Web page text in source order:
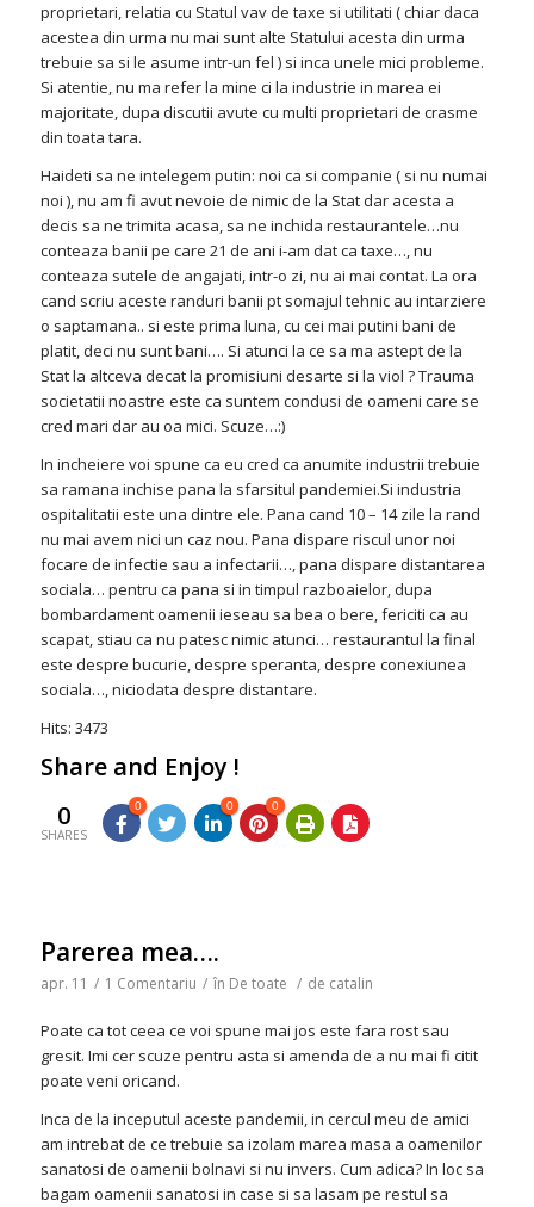
proprietari, relatia cu Statul vav de taxe si utilitati ( chiar daca
acestea din urma nu mai sunt alte Statului acesta din urma
trebuie sa si le asume intr-un fel ) si inca unele mici probleme.
Si atentie, nu ma refer la mine ci la industrie in marea ei
majoritate, dupa discutii avute cu multi proprietari de crasme
din toata tara.
Haideti sa ne intelegem putin: noi ca si companie ( si nu numai
noi ), nu am fi avut nevoie de nimic de la Stat dar acesta a
decis sa ne trimita acasa, sa ne inchida restaurantele…nu
conteaza banii pe care 21 de ani i-am dat ca taxe…, nu
conteaza sutele de angajati, intr-o zi, nu ai mai contat. La ora
cand scriu aceste randuri banii pt somajul tehnic au intarziere
o saptamana.. si este prima luna, cu cei mai putini bani de
platit, deci nu sunt bani…. Si atunci la ce sa ma astept de la
Stat la altceva decat la promisiuni desarte si la viol ? Trauma
societatii noastre este ca suntem condusi de oameni care se
cred mari dar au oa mici. Scuze…:)
In incheiere voi spune ca eu cred ca anumite industrii trebuie
sa ramana inchise pana la sfarsitul pandemiei.Si industria
ospitalitatii este una dintre ele. Pana cand 10 – 14 zile la rand
nu mai avem nici un caz nou. Pana dispare riscul unor noi
focare de infectie sau a infectarii…, pana dispare distantarea
sociala… pentru ca pana si in timpul razboaielor, dupa
bombardament oamenii ieseau sa bea o bere, fericiti ca au
scapat, stiau ca nu patesc nimic atunci… restaurantul la final
este despre bucurie, despre speranta, despre conexiunea
sociala…, niciodata despre distantare.
Hits: 3473
Share and Enjoy !
0
SHARES
0 0 0
Parerea mea….
apr. 11 / 1 Comentariu / în De toate / de catalin
Poate ca tot ceea ce voi spune mai jos este fara rost sau
gresit. Imi cer scuze pentru asta si amenda de a nu mai fi citit
poate veni oricand.
Inca de la inceputul aceste pandemii, in cercul meu de amici
am intrebat de ce trebuie sa izolam marea masa a oamenilor
sanatosi de oamenii bolnavi si nu invers. Cum adica? In loc sa
bagam oamenii sanatosi in case si sa lasam pe restul sa